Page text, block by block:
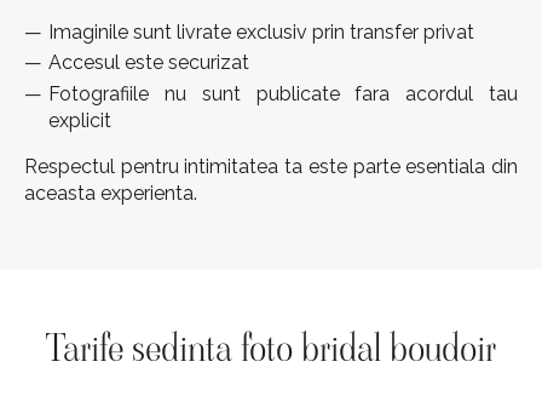
Imaginile sunt livrate exclusiv prin transfer privat
Accesul este securizat
Fotografiile nu sunt publicate fara acordul tau
explicit
Respectul pentru intimitatea ta este parte esentiala din
aceasta experienta.
Tarife sedinta foto bridal boudoir